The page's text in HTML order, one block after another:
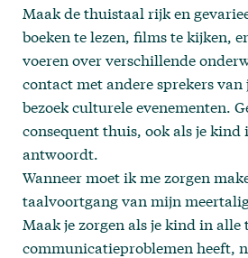
Maak de thuistaal rijk en
boeken te lezen, films te kijken,
voeren over verschillende
contact met andere sprekers
bezoek culturele evenementen.
consequent thuis, ook als je kind
antwoordt.
Wanneer moet ik me zorgen
taalvoortgang van mijn
Maak je zorgen als je kind in alle
communicatieproblemen heeft,